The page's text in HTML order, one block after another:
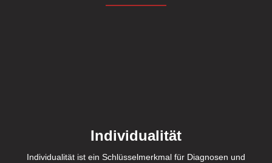
Individualität
Individualität ist ein Schlüsselmerkmal für Diagnosen und